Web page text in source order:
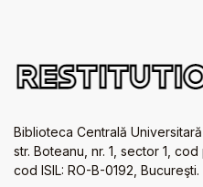
Biblioteca Centrală Universitară
str. Boteanu, nr. 1, sector 1, cod
cod ISIL: RO-B-0192, Bucureşti.